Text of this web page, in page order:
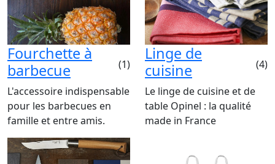
Fourchette à
barbecue
(1)
L'accessoire indispensable
pour les barbecues en
famille et entre amis.
Linge de
cuisine
(4)
Le linge de cuisine et de
table Opinel : la qualité
made in France